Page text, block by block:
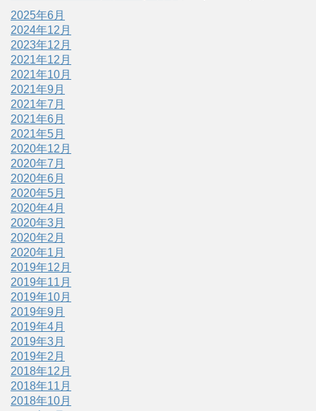
2025年6月
2024年12月
2023年12月
2021年12月
2021年10月
2021年9月
2021年7月
2021年6月
2021年5月
2020年12月
2020年7月
2020年6月
2020年5月
2020年4月
2020年3月
2020年2月
2020年1月
2019年12月
2019年11月
2019年10月
2019年9月
2019年4月
2019年3月
2019年2月
2018年12月
2018年11月
2018年10月